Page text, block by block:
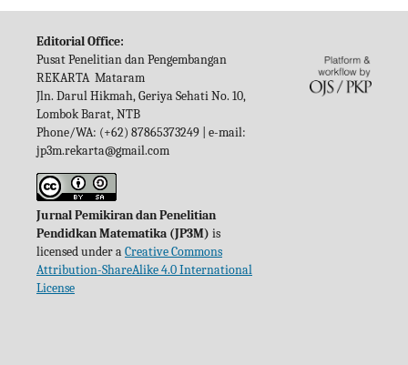
Editorial Office:
Pusat Penelitian dan Pengembangan
REKARTA Mataram
Jln. Darul Hikmah, Geriya Sehati No. 10,
Lombok Barat, NTB
Phone/WA: (+62) 87865373249 | e-mail:
jp3m.rekarta@gmail.com
Jurnal Pemikiran dan Penelitian
Pendidkan Matematika (JP3M) is
licensed under aCreative Commons
Attribution-ShareAlike 4.0 International
License